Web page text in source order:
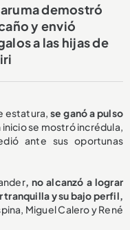
demostró
y envió
a las hijas de
estatura, se ganó a pulso
inicio se mostró incrédula,
ante sus oportunas
, no alcanzó a lograr
tranquilla y su bajo perfil,
Miguel Calero y René